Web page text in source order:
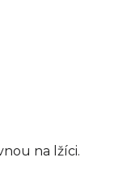
na lžíci.